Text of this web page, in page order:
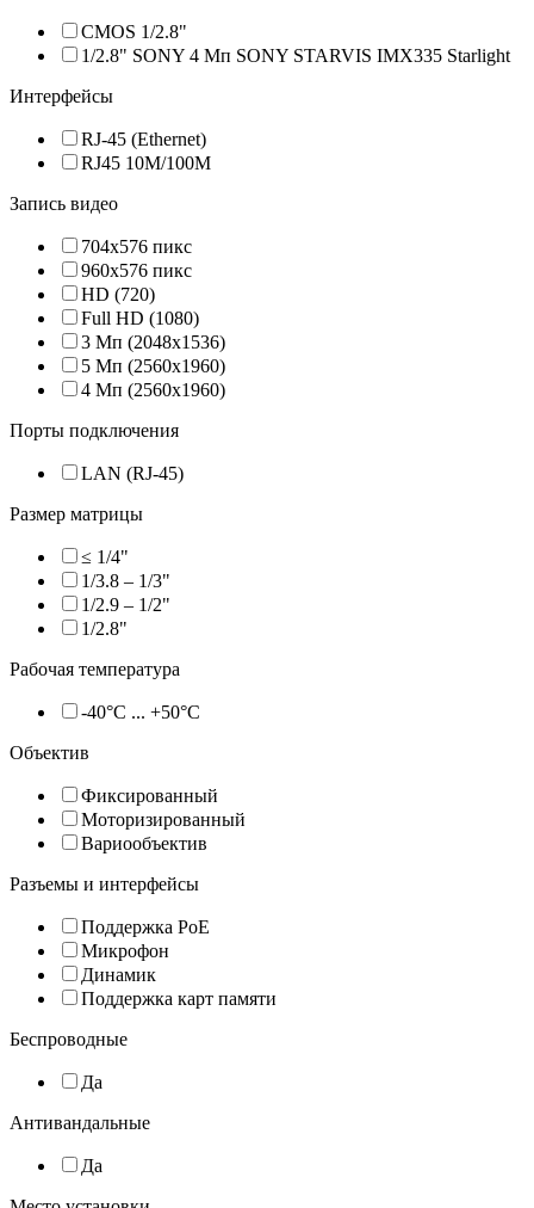
CMOS 1/2.8"
1/2.8" SONY 4 Мп SONY STARVIS IMX335 Starlight
Интерфейсы
RJ-45 (Ethernet)
RJ45 10M/100M
Запись видео
704x576 пикс
960x576 пикс
HD (720)
Full HD (1080)
3 Мп (2048х1536)
5 Мп (2560х1960)
4 Мп (2560х1960)
Порты подключения
LAN (RJ-45)
Размер матрицы
≤ 1/4"
1/3.8 – 1/3"
1/2.9 – 1/2"
1/2.8"
Рабочая температура
-40°C ... +50°C
Объектив
Фиксированный
Моторизированный
Вариообъектив
Разъемы и интерфейсы
Поддержка PoE
Микрофон
Динамик
Поддержка карт памяти
Беспроводные
Да
Антивандальные
Да